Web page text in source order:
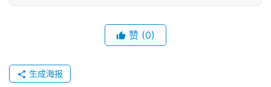
5
届
金
赞 (0)
生成海报